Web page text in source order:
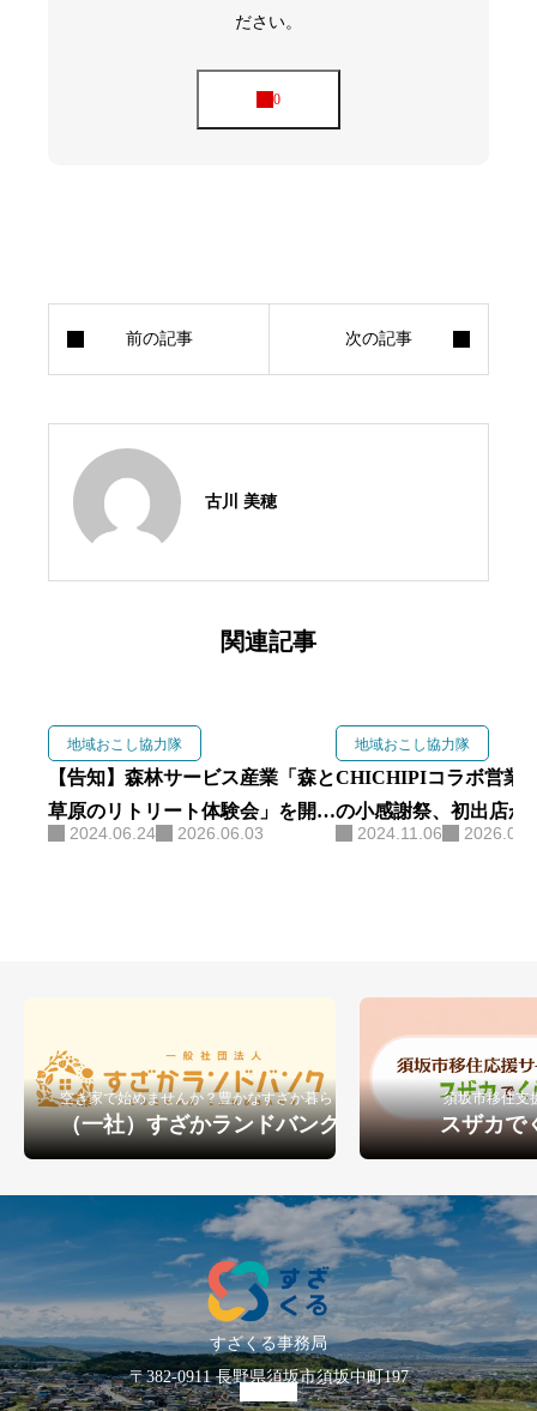
ださい。
古川 美穂
関連記事
地域おこし協力隊
【告知】森林サービス産業「森と
草原のリトリート体験会」を開催
します
2024.06.24 2026.06.03
地域おこし協力隊
CHICHIPIコラボ営業
の小感謝祭、初出店か
って考えること
2024.11.06
空き家で始めませんか？豊かなすざか暮らし
（一社）すざかランドバンク
須坂市移住支
スザカで
すざくる事務局
〒382-0911 長野県須坂市須坂中町197